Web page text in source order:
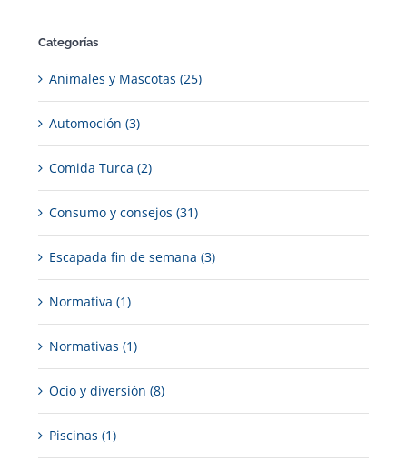
Categorías
Animales y Mascotas (25)
Automoción (3)
Comida Turca (2)
Consumo y consejos (31)
Escapada fin de semana (3)
Normativa (1)
Normativas (1)
Ocio y diversión (8)
Piscinas (1)